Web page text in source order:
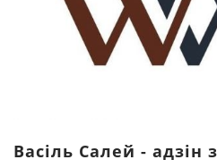
Васіль Салей - адзін